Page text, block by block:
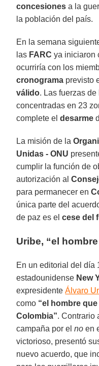
concesiones a la
la población del país.
En la semana
las FARC ya iniciaron
ocurriría con los
cronograma previsto
válido. Las fuerzas de
concentradas en 23
complete eldesarme
La misión de la
Unidas - ONU
cumplir la función de
autorización al
para permanecer en
única parte del
de paz es el cese del
Uribe, “el
En un editorial del día
estadounidense New
expresidenteÁlvaro
como “el hombre
Colombia”. Contrario
campaña por elno en
victorioso, presentó
nuevo acuerdo, que